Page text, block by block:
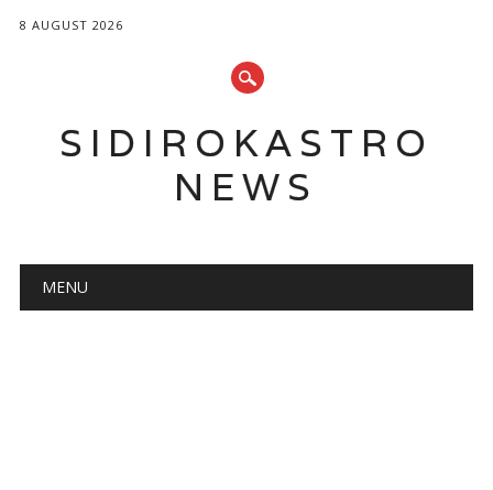
8 AUGUST 2026
SIDIROKASTRO
NEWS
Main menu
MENU